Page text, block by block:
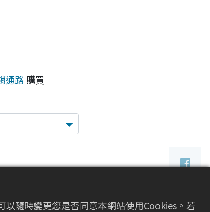
通路購買
隨時變更您是否同意本網站使用Cookies。若